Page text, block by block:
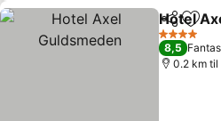
Del
Hotel
4 Stjerner
8,5
0.2 km til